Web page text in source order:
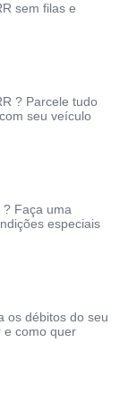
sem filas e
? Parcele tudo
seu veículo
? Faça uma
especiais
os débitos do seu
e como quer